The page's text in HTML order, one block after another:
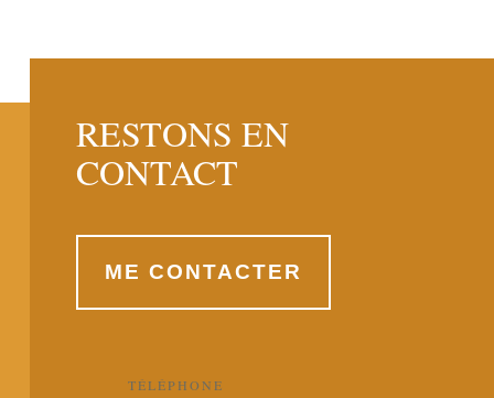
RESTONS EN
CONTACT
ME CONTACTER
TÉLÉPHONE